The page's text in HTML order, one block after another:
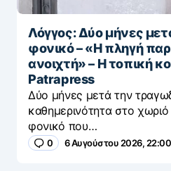
Λόγγος: Δύο μήνες
φονικό – «H πληγή
ανοιχτή» – Η τοπική
Patrapress
Δύο μήνες μετά την
καθημερινότητα στο
φονικό που…
0 6 Αυγούστου 2026, 22:00